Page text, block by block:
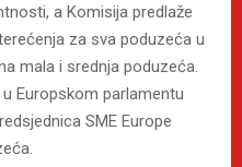
a Komisija predlaže
za sva poduzeća u
mala i srednja poduzeća.
Europskom parlamentu
SME Europe